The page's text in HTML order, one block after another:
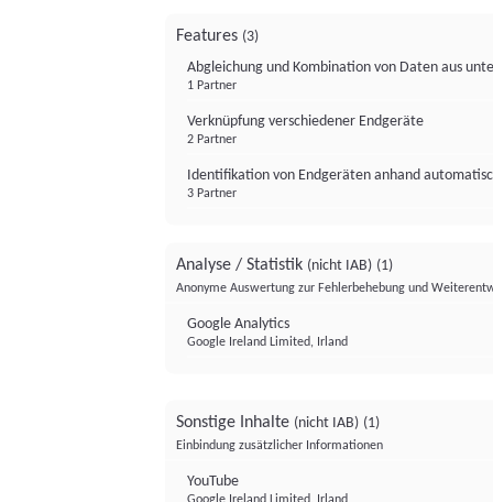
Features (3)
Abgleichung und Kombination von Daten aus
1 Partner
Verknüpfung verschiedener Endgeräte
2 Partner
Identifikation von Endgeräten anhand
3 Partner
Analyse / Statistik (nicht IAB) (1)
Anonyme Auswertung zur Fehlerbehebung und
Google Analytics
Google Ireland Limited, Irland
Sonstige Inhalte (nicht IAB) (1)
Einbindung zusätzlicher Informationen
YouTube
Google Ireland Limited, Irland